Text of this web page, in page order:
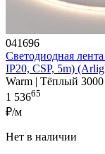
041696
Светодиодная
IP20, CSP, 5m)
Warm | Тёплый
1 53665
₽/м
Нет в наличии